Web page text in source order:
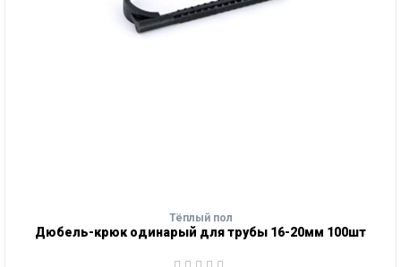
Тёплый пол
Дюбель-крюк одинарый для трубы 16-20мм 100шт